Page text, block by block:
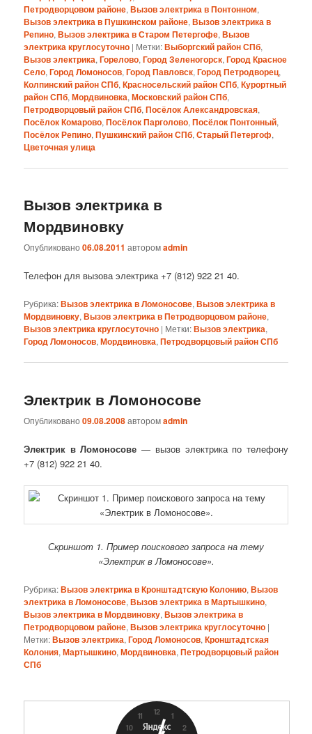
Петродворцовом районе,Вызов электрика в Понтонном,
Вызов электрика в Пушкинском районе,Вызов электрика в
Репино,Вызов электрика в Старом Петергофе,Вызов
электрика круглосуточно | Метки:Выборгский район СПб,
Вызов электрика,Горелово,Город Зеленогорск,Город Красное
Село,Город Ломоносов,Город Павловск,Город Петродворец,
Колпинский район СПб,Красносельский район СПб,Курортный
район СПб,Мордвиновка,Московский район СПб,
Петродворцовый район СПб,Посёлок Александровская,
Посёлок Комарово,Посёлок Парголово,Посёлок Понтонный,
Посёлок Репино,Пушкинский район СПб,Старый Петергоф,
Цветочная улица
Вызов электрика в
Мордвиновку
Опубликовано06.08.2011 авторомadmin
Телефон для вызова электрика +7 (812) 922 21 40.
Рубрика:Вызов электрика в Ломоносове,Вызов электрика в
Мордвиновку,Вызов электрика в Петродворцовом районе,
Вызов электрика круглосуточно | Метки:Вызов электрика,
Город Ломоносов,Мордвиновка,Петродворцовый район СПб
Электрик в Ломоносове
Опубликовано09.08.2008авторомadmin
Электрик в Ломоносове — вызов электрика по телефону
+7 (812) 922 21 40.
Скриншот 1. Пример поискового запроса на тему
«Электрик в Ломоносове».
Рубрика:Вызов электрика в Кронштадтскую Колонию,Вызов
электрика в Ломоносове,Вызов электрика в Мартышкино,
Вызов электрика в Мордвиновку,Вызов электрика в
Петродворцовом районе,Вызов электрика круглосуточно |
Метки:Вызов электрика,Город Ломоносов,Кронштадтская
Колония,Мартышкино,Мордвиновка,Петродворцовый район
СПб